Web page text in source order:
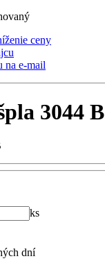
ceny
na e-mail
3044 B
ks
dní